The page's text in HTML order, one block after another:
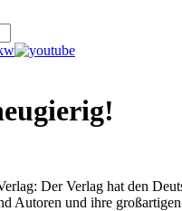
Der Verlag hat den
Autoren und ihre